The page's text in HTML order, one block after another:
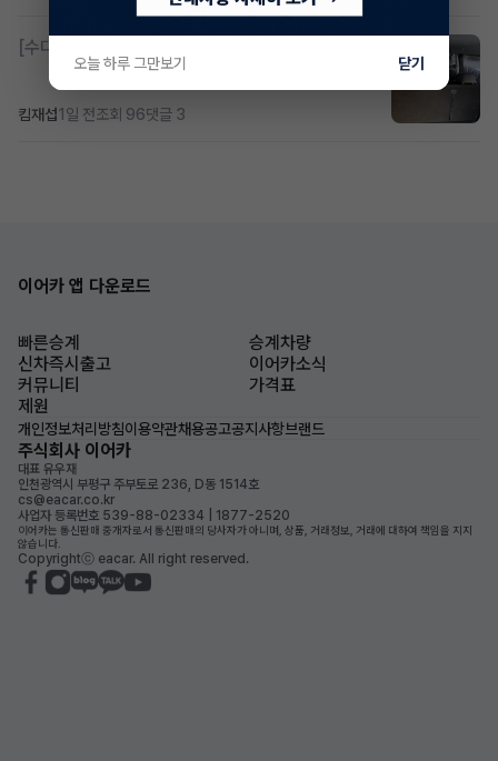
[수다방]
킴재섭1일 전조회 96댓글 3
이어카 앱 다운로드
빠른승계
승계차량
신차즉시출고
이어카소식
커뮤니티
가격표
제원
개인정보처리방침이용약관채용공고공지사항브랜드
주식회사 이어카
대표 유우재
인천광역시 부평구 주부토로 236, D동 1514호
cs@eacar.co.kr
사업자 등록번호 539-88-02334 | 1877-2520
이어카는 통신판매 중개자로서 통신판매의 당사자가 아니며, 상품, 거래정보, 거래에 대하여 책임을 지지
않습니다.
Copyrightⓒ eacar. All right reserved.
오늘 하루 그만보기 닫기